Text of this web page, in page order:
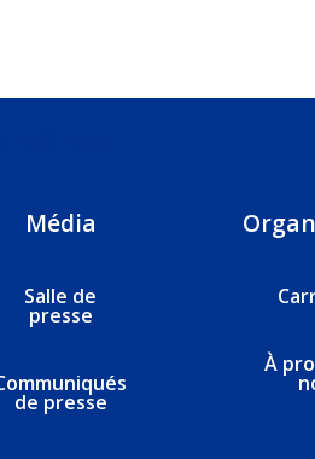
Média
Salle de
presse
de presse
À